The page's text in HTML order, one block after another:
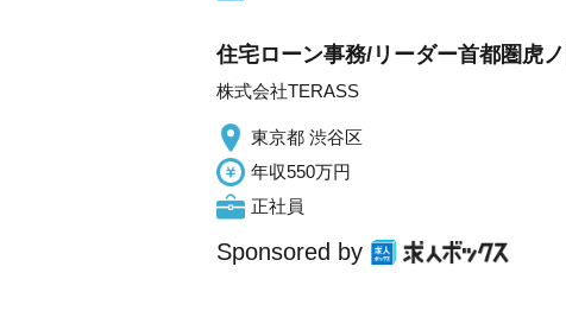
住宅ローン事務/リーダー首都圏虎
株式会社TERASS
東京都 渋谷区
年収550万円
正社員
Sponsored by